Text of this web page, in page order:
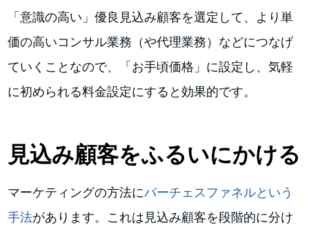
「意識の高い」優良見込み顧客を選定して、より単
価の高いコンサル業務（や代理業務）などにつなげ
ていくことなので、「お手頃価格」に設定し、気軽
に初められる料金設定にすると効果的です。
見込み顧客をふるいにかける
マーケティングの方法にパーチェスファネルという
手法があります。これは見込み顧客を段階的に分け